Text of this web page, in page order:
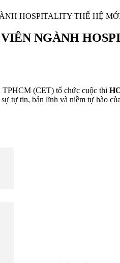
HOSPITALITY THẾ HỆ
NGÀNH
(CET) tổ chức cuộc thi
tự tin, bản lĩnh và niềm tự hào